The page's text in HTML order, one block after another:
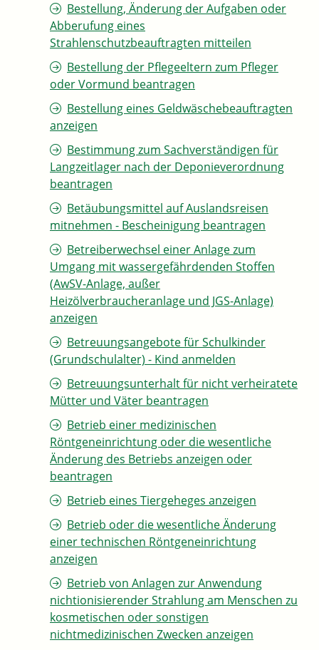
Bestellung, Änderung der Aufgaben oder
Abberufung eines
Strahlenschutzbeauftragten mitteilen
Bestellung der Pflegeeltern zum Pfleger
oder Vormund beantragen
Bestellung eines Geldwäschebeauftragten
anzeigen
Bestimmung zum Sachverständigen für
Langzeitlager nach der Deponieverordnung
beantragen
Betäubungsmittel auf Auslandsreisen
mitnehmen - Bescheinigung beantragen
Betreiberwechsel einer Anlage zum
Umgang mit wassergefährdenden Stoffen
(AwSV-Anlage, außer
Heizölverbraucheranlage und JGS-Anlage)
anzeigen
Betreuungsangebote für Schulkinder
(Grundschulalter) - Kind anmelden
Betreuungsunterhalt für nicht verheiratete
Mütter und Väter beantragen
Betrieb einer medizinischen
Röntgeneinrichtung oder die wesentliche
Änderung des Betriebs anzeigen oder
beantragen
Betrieb eines Tiergeheges anzeigen
Betrieb oder die wesentliche Änderung
einer technischen Röntgeneinrichtung
anzeigen
Betrieb von Anlagen zur Anwendung
nichtionisierender Strahlung am Menschen zu
kosmetischen oder sonstigen
nichtmedizinischen Zwecken anzeigen